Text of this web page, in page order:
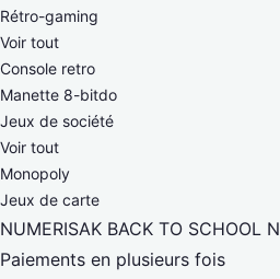
Rétro-gaming
Voir tout
Console retro
Manette 8-bitdo
Jeux de société
Voir tout
Monopoly
Jeux de carte
NUMERISAK BACK TO SCHOOL
Paiements en plusieurs fois